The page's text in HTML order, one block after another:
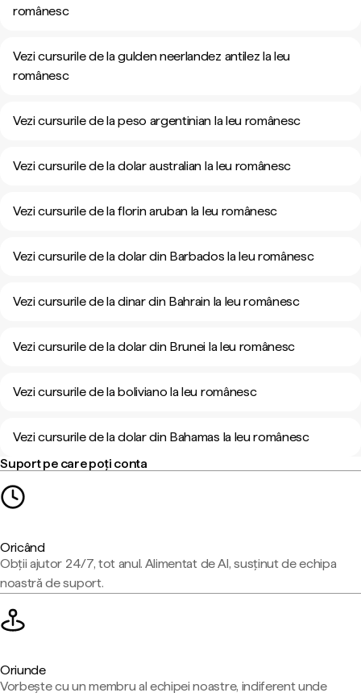
românesc
Vezi cursurile de la gulden neerlandez antilez la leu
românesc
Vezi cursurile de la peso argentinian la leu românesc
Vezi cursurile de la dolar australian la leu românesc
Vezi cursurile de la florin aruban la leu românesc
Vezi cursurile de la dolar din Barbados la leu românesc
Vezi cursurile de la dinar din Bahrain la leu românesc
Vezi cursurile de la dolar din Brunei la leu românesc
Vezi cursurile de la boliviano la leu românesc
Vezi cursurile de la dolar din Bahamas la leu românesc
Suport pe care poți conta
Oricând
Obții ajutor 24/7, tot anul. Alimentat de AI, susținut de echipa
noastră de suport.
Oriunde
Vorbește cu un membru al echipei noastre, indiferent unde